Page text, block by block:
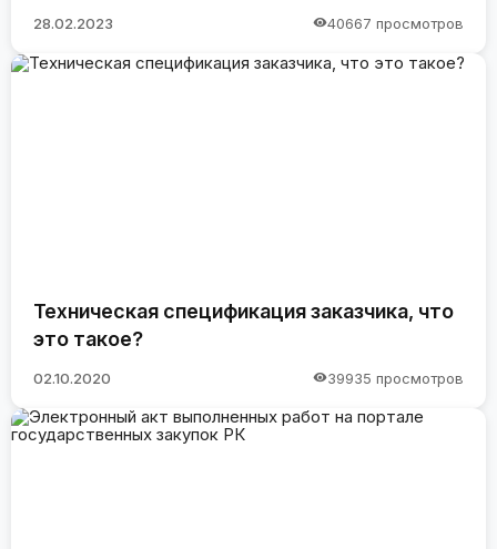
28.02.2023 40667 просмотров
Техническая спецификация заказчика, что
это такое?
02.10.2020 39935 просмотров